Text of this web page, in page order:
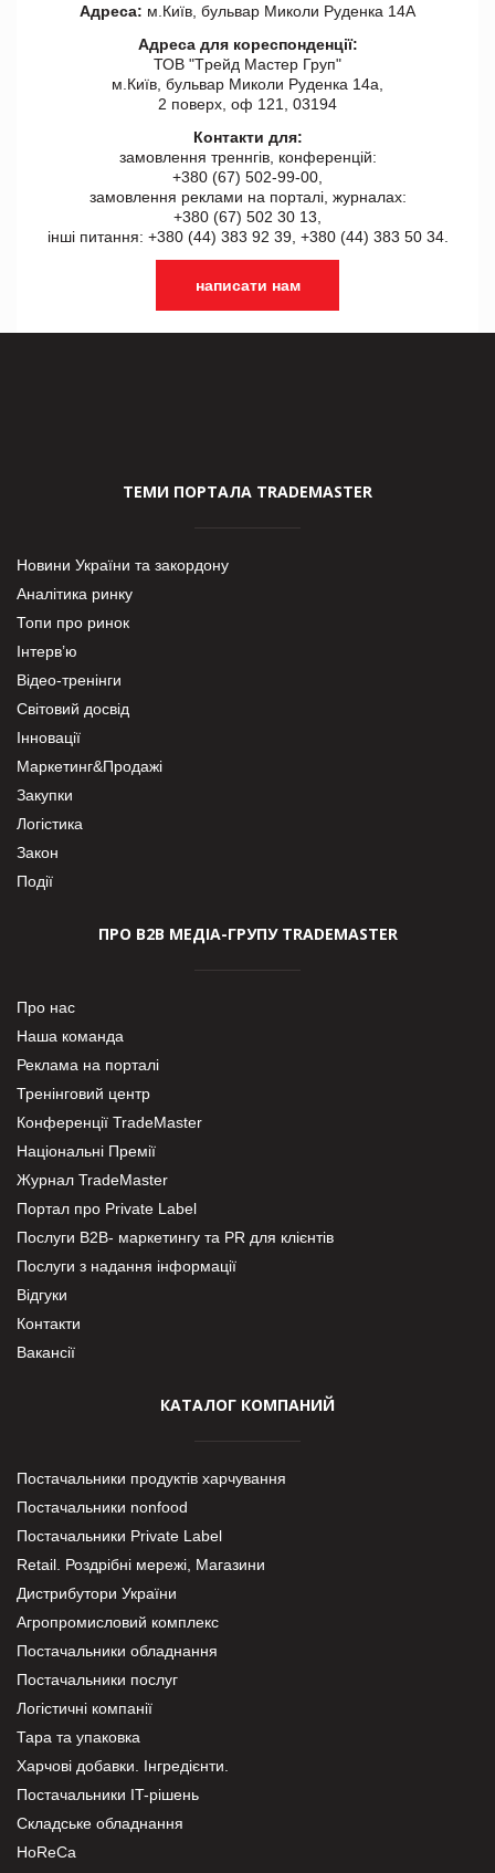
Адреса: м.Київ, бульвар Миколи Руденка 14А
Адреса для кореспонденції:
ТОВ "Tрейд Мастер Груп"
м.Київ, бульвар Миколи Руденка 14а,
2 поверх, оф 121, 03194
Контакти для:
замовлення треннгів, конференцій:
+380 (67) 502-99-00,
замовлення реклами на порталі, журналах:
+380 (67) 502 30 13,
інші питання: +380 (44) 383 92 39, +380 (44) 383 50 34.
написати нам
ТЕМИ ПОРТАЛА TRADEMASTER
Новини України та закордону
Аналітика ринку
Топи про ринок
Інтерв’ю
Відео-тренінги
Світовий досвід
Інновації
Маркетинг&Продажі
Закупки
Логістика
Закон
Події
ПРО В2В МЕДІА-ГРУПУ TRADEMASTER
Про нас
Наша команда
Реклама на порталі
Тренінговий центр
Конференції TradeMaster
Національні Премії
Журнал TradeMaster
Портал про Private Label
Послуги В2В- маркетингу та PR для клієнтів
Послуги з надання інформації
Відгуки
Контакти
Вакансії
КАТАЛОГ КОМПАНИЙ
Постачальники продуктів харчування
Постачальники nonfood
Постачальники Private Label
Retail. Роздрібні мережі, Магазини
Дистрибутори України
Агропромисловий комплекс
Постачальники обладнання
Постачальники послуг
Логістичні компанії
Тара та упаковка
Харчові добавки. Інгредієнти.
Постачальники IT-рішень
Складське обладнання
HoReCa